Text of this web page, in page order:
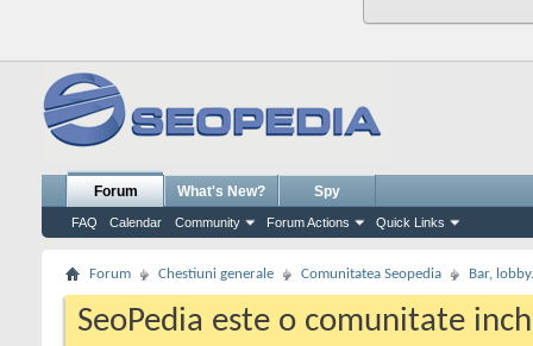
Forum
FAQ Calendar Community Forum Actions Quick Links
What's New? Spy
Forum Chestiuni generale Comunitatea Seopedia Bar,
SeoPedia este o comunitate